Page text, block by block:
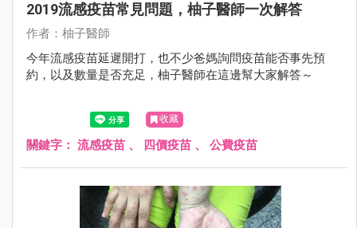
2019流感疫苗常見問題，柚子醫師一次解答
作者：柚子醫師
今年流感疫苗延遲開打，也不少爸媽詢問疫苗能否事先預
約，以及數量是否充足，柚子醫師在這邊幫大家解答～
收藏
關鍵字： 流感疫苗 、 四價疫苗 、 公費疫苗